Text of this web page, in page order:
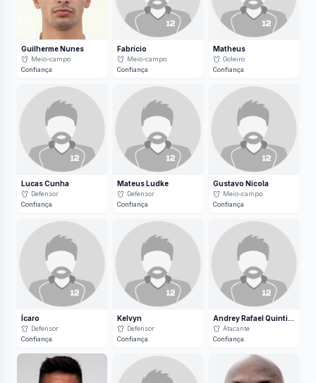
Guilherme Nunes
Meio-campo
Confiança
Fabrício
Meio-campo
Confiança
Matheus
Goleiro
Confiança
Lucas Cunha
Defensor
Confiança
Mateus Ludke
Defensor
Confiança
Gustavo Nicola
Meio-campo
Confiança
Ícaro
Defensor
Confiança
Kelvyn
Defensor
Confiança
Andrey Rafael Quintino dos Santos
Atacante
Confiança